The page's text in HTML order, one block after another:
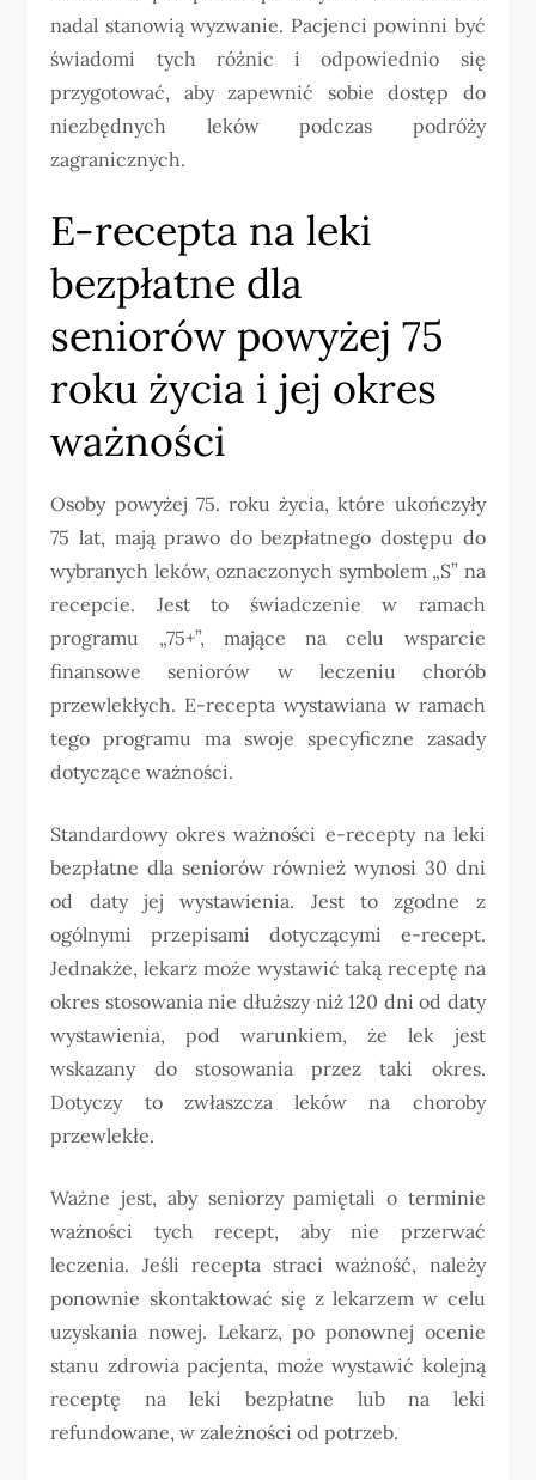
nadal stanowią wyzwanie. Pacjenci powinni być
świadomi tych różnic i odpowiednio się
przygotować, aby zapewnić sobie dostęp do
niezbędnych leków podczas podróży
zagranicznych.
E-recepta na leki
bezpłatne dla
seniorów powyżej 75
roku życia i jej okres
ważności
Osoby powyżej 75. roku życia, które ukończyły
75 lat, mają prawo do bezpłatnego dostępu do
wybranych leków, oznaczonych symbolem „S” na
recepcie. Jest to świadczenie w ramach
programu „75+”, mające na celu wsparcie
finansowe seniorów w leczeniu chorób
przewlekłych. E-recepta wystawiana w ramach
tego programu ma swoje specyficzne zasady
dotyczące ważności.
Standardowy okres ważności e-recepty na leki
bezpłatne dla seniorów również wynosi 30 dni
od daty jej wystawienia. Jest to zgodne z
ogólnymi przepisami dotyczącymi e-recept.
Jednakże, lekarz może wystawić taką receptę na
okres stosowania nie dłuższy niż 120 dni od daty
wystawienia, pod warunkiem, że lek jest
wskazany do stosowania przez taki okres.
Dotyczy to zwłaszcza leków na choroby
przewlekłe.
Ważne jest, aby seniorzy pamiętali o terminie
ważności tych recept, aby nie przerwać
leczenia. Jeśli recepta straci ważność, należy
ponownie skontaktować się z lekarzem w celu
uzyskania nowej. Lekarz, po ponownej ocenie
stanu zdrowia pacjenta, może wystawić kolejną
receptę na leki bezpłatne lub na leki
refundowane, w zależności od potrzeb.